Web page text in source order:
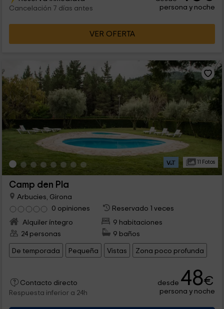
distancia (Castillo Hostalric, paseos en poni y a caballo...).
rodeados de naturaleza y calma absolutamente
Cancelación 7 días antes persona y noche
VER OFERTA
11 Fotos
Camp den Pla
Arbucies, Girona
0 opiniones
Reservado 1 veces
Alquiler íntegro
9 habitaciones
24 personas
9 baños
De temporada Pequeña Vistas Zona poco profunda
Contacto directo
Respuesta inferior a 24h
desde 48€
persona y noche